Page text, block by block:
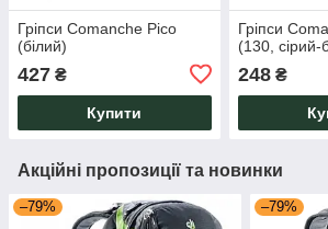
Гріпси Comanche Pico
(білий)
427 ₴
Купити
Гріпси
(130, сірий-
248₴
Акційні пропозиції та новинки
–79% –79%